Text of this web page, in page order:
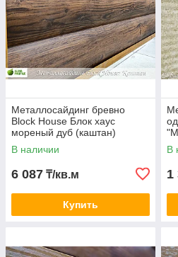
Рабочая ширина 120 мм
Металлосайдинг бревно
Block House Блок хаус
мореный дуб (каштан)
В наличии
6 087 ₸/кв.м
Купить
В
1